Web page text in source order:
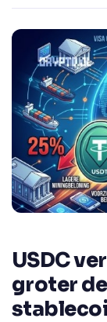
USDC
groter